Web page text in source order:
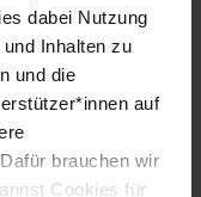
dabei Nutzung
Inhalten zu
und die
auf
brauchen wir
Cookies für
Abd al-Rahim al-
Bay auf